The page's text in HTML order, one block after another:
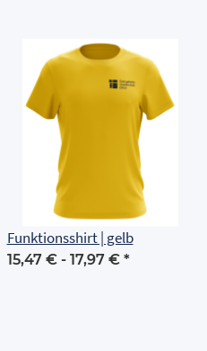
Funktionsshirt | gelb
15,47 € - 17,97 € *